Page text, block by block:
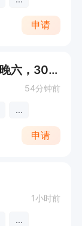
申请
央企直招---车险续保专员（早八晚六，3000-10000元）
54分钟前
...
申请
1小时前
...